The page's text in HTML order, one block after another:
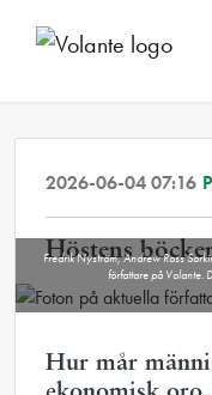
2026-06-04 07:16
Höstens
Fredrik Nyström, Andrew Ross
författare på Volante.
Hur mår